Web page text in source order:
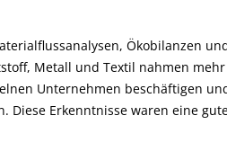
Ökobilanzen
Metall und Textil nahmen
Unternehmen beschäftigen
Erkenntnisse waren eine